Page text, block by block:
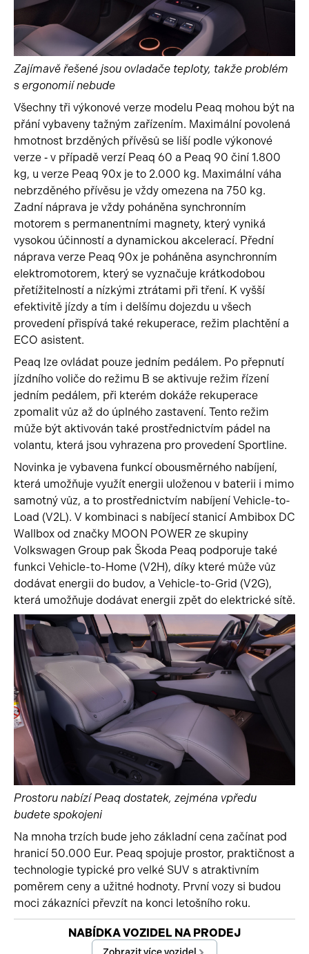
Zajímavě řešené jsou ovladače teploty, takže problém
s ergonomií nebude
Všechny tři výkonové verze modelu Peaq mohou být na
přání vybaveny tažným zařízením. Maximální povolená
hmotnost brzděných přívěsů se liší podle výkonové
verze ‑ v případě verzí Peaq 60 a Peaq 90 činí 1.800
kg, u verze Peaq 90x je to 2.000 kg. Maximální váha
nebrzděného přívěsu je vždy omezena na 750 kg.
Zadní náprava je vždy poháněna synchronním
motorem s permanentními magnety, který vyniká
vysokou účinností a dynamickou akcelerací. Přední
náprava verze Peaq 90x je poháněna asynchronním
elektromotorem, který se vyznačuje krátkodobou
přetížitelností a nízkými ztrátami při tření. K vyšší
efektivitě jízdy a tím i delšímu dojezdu u všech
provedení přispívá také rekuperace, režim plachtění a
ECO asistent.
Peaq lze ovládat pouze jedním pedálem. Po přepnutí
jízdního voliče do režimu B se aktivuje režim řízení
jedním pedálem, při kterém dokáže rekuperace
zpomalit vůz až do úplného zastavení. Tento režim
může být aktivován také prostřednictvím pádel na
volantu, která jsou vyhrazena pro provedení Sportline.
Novinka je vybavena funkcí obousměrného nabíjení,
která umožňuje využít energii uloženou v baterii i mimo
samotný vůz, a to prostřednictvím nabíjení Vehicle-to-
Load (V2L). V kombinaci s nabíjecí stanicí Ambibox DC
Wallbox od značky MOON POWER ze skupiny
Volkswagen Group pak Škoda Peaq podporuje také
funkci Vehicle-to-Home (V2H), díky které může vůz
dodávat energii do budov, a Vehicle-to-Grid (V2G),
která umožňuje dodávat energii zpět do elektrické sítě.
Prostoru nabízí Peaq dostatek, zejména vpředu
budete spokojeni
Na mnoha trzích bude jeho základní cena začínat pod
hranicí 50.000 Eur. Peaq spojuje prostor, praktičnost a
technologie typické pro velké SUV s atraktivním
poměrem ceny a užitné hodnoty. První vozy si budou
moci zákazníci převzít na konci letošního roku.
Začátek reklamy
NABÍDKA VOZIDEL NA PRODEJ